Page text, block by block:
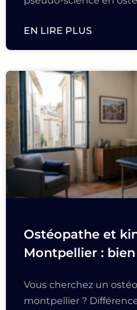
EN LIRE PLUS
Ostéopathe et
Montpellier :
Vous cherchez un
montpellier ?